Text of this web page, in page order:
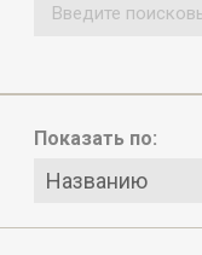
Показать по:
Названию